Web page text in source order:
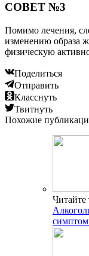
СОВЕТ №3
Помимо лечения,
изменению образа
физическую
Поделиться
Отправить
Класснуть
Твитнуть
Похожие
Читайте